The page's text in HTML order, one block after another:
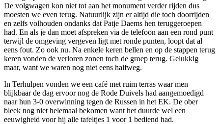
De volgwagen kon niet tot aan het monument verder rijden dus
moesten we even terug. Natuurlijk zijn er altijd die toch doorrijden
en zelfs volhouden ondanks dat Patje Daems hen teruggeroepen
had. En als je dan moet afspreken via de telefoon aan een rond punt
terwijl de omgeving vergeven ligt met ronde punten, loopt dat al
eens fout. Zo ook nu. Na enkele keren bellen en op de stappen terug
keren vonden de verloren zonen toch de groep terug. Gelukkig
maar, want we waren nog niet eens halfweg.
In Terhulpen vonden we een café met ruim terras waar men
blijkbaar de dag ervoor nog de Rode Duivels had aangemoedigd
naar hun 3-0 overwinning tegen de Russen in het EK. De ober
bleek nog niet helemaal bekomen want het duurde wel een
eeuwigheid voor hij alle tafeltjes 1 voor 1 bediend had.